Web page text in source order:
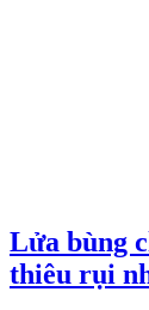
Lửa bùng
thiêu rụi